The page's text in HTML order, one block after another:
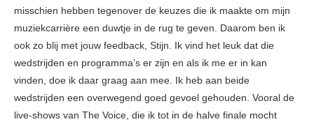
misschien hebben tegenover de keuzes die ik maakte om mijn
muziekcarrière een duwtje in de rug te geven. Daarom ben ik
ook zo blij met jouw feedback, Stijn. Ik vind het leuk dat die
wedstrijden en programma’s er zijn en als ik me er in kan
vinden, doe ik daar graag aan mee. Ik heb aan beide
wedstrijden een overwegend goed gevoel gehouden. Vooral de
live-shows van The Voice, die ik tot in de halve finale mocht